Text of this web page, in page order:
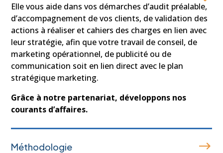
Elle vous aide dans vos démarches d’audit préalable,
d’accompagnement de vos clients, de validation des
actions à réaliser et cahiers des charges en lien avec
leur stratégie, afin que votre travail de conseil, de
marketing opérationnel, de publicité ou de
communication soit en lien direct avec le plan
stratégique marketing.
Grâce à notre partenariat, développons nos
courants d’affaires.
Méthodologie